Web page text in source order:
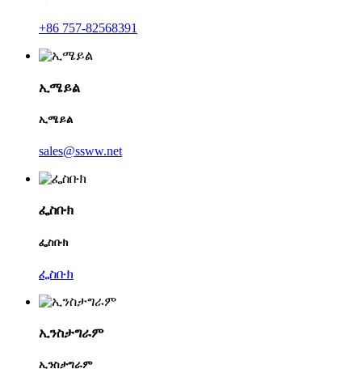
+86 757-82568391
ኢሜይል
ኢሜይል
sales@ssww.net
ፌስቡክ
ፌስቡክ
ፌስቡክ
ኢንስታግራም
ኢንስታግራም